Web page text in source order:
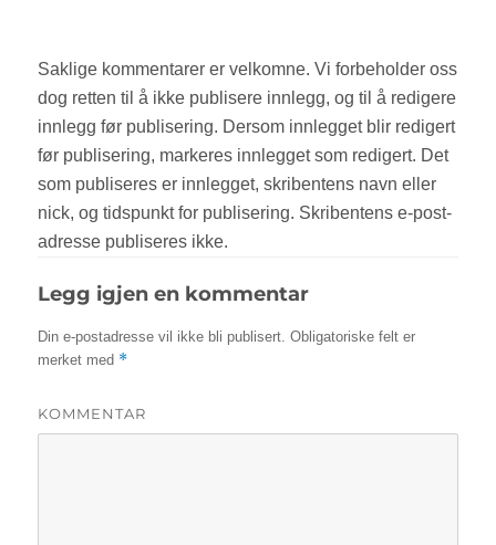
Legg igjen en kommentar
Din e-postadresse vil ikke bli publisert. Obligatoriske felt er
merket med *
KOMMENTAR